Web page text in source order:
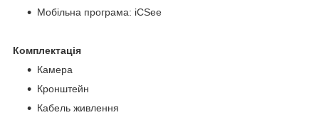
Мобільна програма: iCSee
Комплектація
Камера
Кронштейн
Кабель живлення